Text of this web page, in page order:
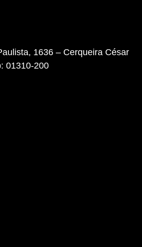
1636 – Cerqueira César
01310-200